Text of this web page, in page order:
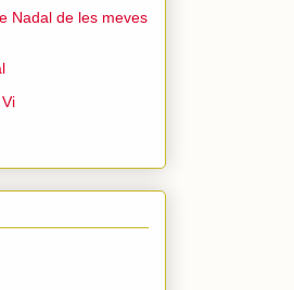
Nadal de les meves